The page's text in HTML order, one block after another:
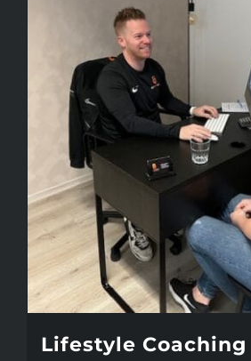
Lifestyle Coaching